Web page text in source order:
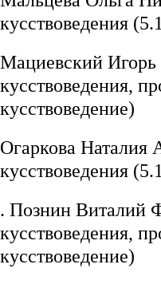
Огаркова Наталия
Познин Виталий